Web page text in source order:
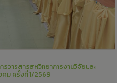
วารสารสหวิทยาการงานวิจัยและ
ม ครั้งที่ 1/2569